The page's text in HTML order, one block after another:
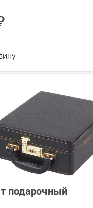
подарочный